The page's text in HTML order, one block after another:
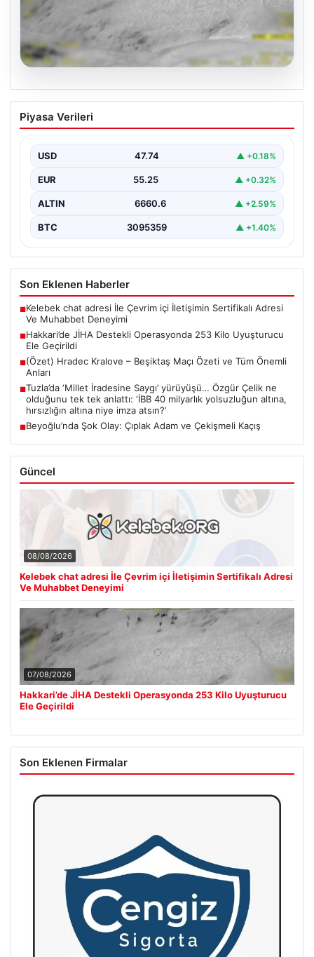
07.08.2026
Hakkari’de JİHA Destekli Operasyonda
253 Kilo Uyuşturucu Ele Geçirildi
Hakkari’de jandarma ekipleri tarafından gerçekleştirilen
ve Jandarma İnsansız…
Piyasa Verileri
USD 47.74 ▲ +0.18%
EUR 55.25 ▲ +0.32%
ALTIN 6660.6 ▲ +2.59%
BTC 3095359 ▲ +1.40%
Son Eklenen Haberler
■Kelebek chat adresi İle Çevrim içi İletişimin Sertifikalı Adresi
Ve Muhabbet Deneyimi
■Hakkari’de JİHA Destekli Operasyonda 253 Kilo Uyuşturucu
Ele Geçirildi
■(Özet) Hradec Kralove – Beşiktaş Maçı Özeti ve Tüm Önemli
Anları
■Tuzla’da ‘Millet İradesine Saygı’ yürüyüşü… Özgür Çelik ne
olduğunu tek tek anlattı: ‘İBB 40 milyarlık yolsuzluğun altına,
hırsızlığın altına niye imza atsın?’
■Beyoğlu’nda Şok Olay: Çıplak Adam ve Çekişmeli Kaçış
Güncel
08/08/2026
Kelebek chat adresi İle Çevrim içi İletişimin Sertifikalı Adresi
Ve Muhabbet Deneyimi
07/08/2026
Hakkari’de JİHA Destekli Operasyonda 253 Kilo Uyuşturucu
Ele Geçirildi
Son Eklenen Firmalar